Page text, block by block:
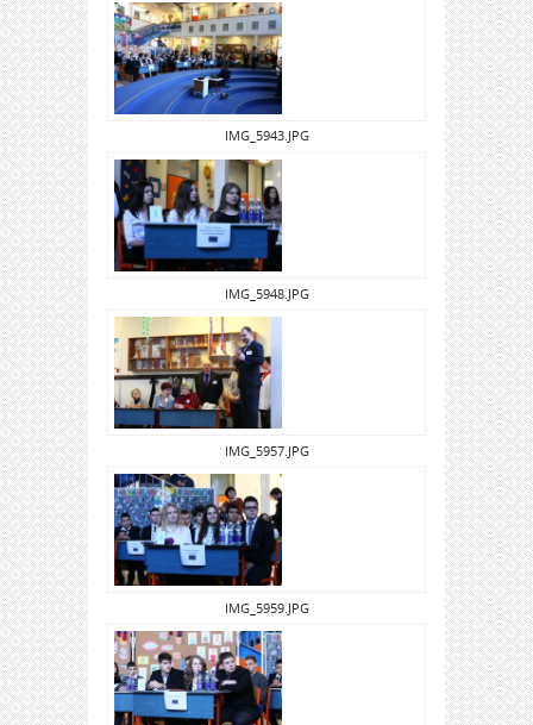
IMG_5943.JPG
IMG_5948.JPG
IMG_5957.JPG
IMG_5959.JPG